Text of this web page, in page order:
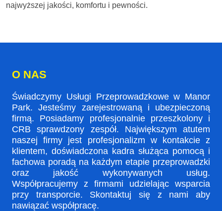
najwyższej jakości, komfortu i pewności.
O NAS
Świadczymy Usługi Przeprowadzkowe w Manor
Park. Jesteśmy zarejestrowaną i ubezpieczoną
firmą. Posiadamy profesjonalnie przeszkolony i
CRB sprawdzony zespół. Największym atutem
naszej firmy jest profesjonalizm w kontakcie z
klientem, doświadczona kadra służąca pomocą i
fachowa poradą na każdym etapie przeprowadzki
oraz jakość wykonywanych usług.
Współpracujemy z firmami udzielając wsparcia
przy transporcie. Skontaktuj się z nami aby
nawiązać współpracę.